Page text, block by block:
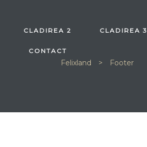
CLADIREA 2 CLADIREA 3
CONTACT
Felixland > Footer